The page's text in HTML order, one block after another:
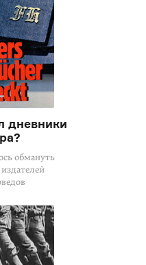
дневники
обмануть